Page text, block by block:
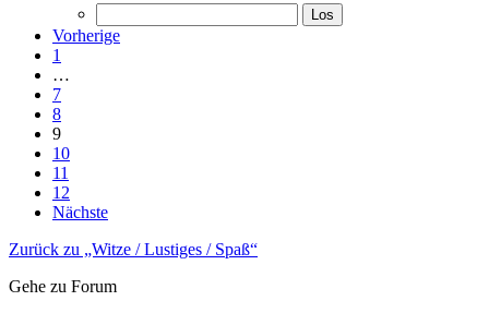
Vorherige
1
…
7
8
9
10
11
12
Nächste
Zurück zu „Witze / Lustiges / Spaß“
Gehe zu Forum